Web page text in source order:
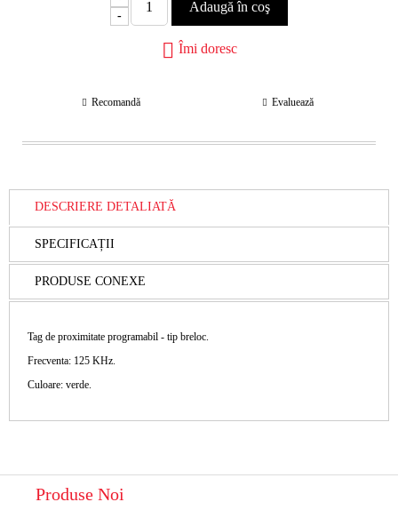
-
Îmi doresc
Recomandă Evaluează
DESCRIERE DETALIATĂ
SPECIFICAȚII
PRODUSE CONEXE
Tag de proximitate programabil - tip breloc.
Frecventa: 125 KHz.
Culoare: verde.
Produse Noi